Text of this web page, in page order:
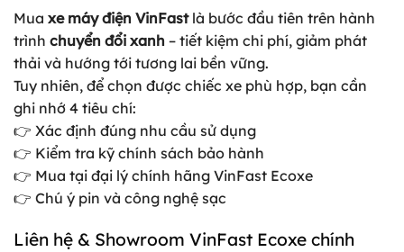
Mua xe máy điện VinFastlà bước đầu tiên trên hành
trình chuyển đổi xanh – tiết kiệm chi phí, giảm phát
thải và hướng tới tương lai bền vững.
Tuy nhiên, để chọn được chiếc xe phù hợp, bạn cần
ghi nhớ 4 tiêu chí:
👉 Xác định đúng nhu cầu sử dụng
👉 Kiểm tra kỹ chính sách bảo hành
👉 Mua tại đại lý chính hãng VinFast Ecoxe
👉 Chú ý pin và công nghệ sạc
Liên hệ & Showroom VinFast Ecoxe chính